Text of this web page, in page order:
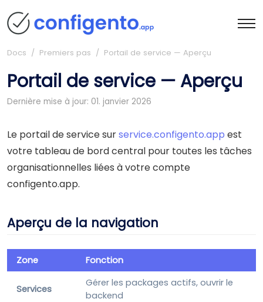
Docs / Premiers pas / Portail de service — Aperçu
Portail de service — Aperçu
Dernière mise à jour: 01. janvier 2026
Le portail de service surservice.configento.app est
votre tableau de bord central pour toutes les tâches
organisationnelles liées à votre compte
configento.app.
Aperçu de la navigation
Zone Fonction
Services
Gérer les packages actifs, ouvrir le
backend